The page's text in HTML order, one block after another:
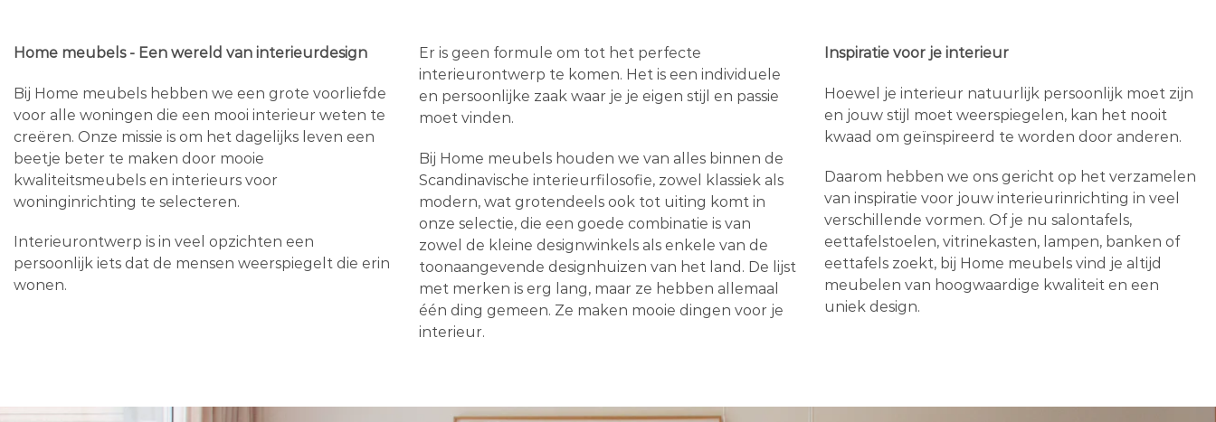
Home meubels - Een wereld van interieurdesign
Bij Home meubels hebben we een grote voorliefde
voor alle woningen die een mooi interieur weten te
creëren. Onze missie is om het dagelijks leven een
beetje beter te maken door mooie
kwaliteitsmeubels en interieurs voor
woninginrichting te selecteren.
Interieurontwerp is in veel opzichten een
persoonlijk iets dat de mensen weerspiegelt die erin
wonen.
Er is geen formule om tot het perfecte
interieurontwerp te komen. Het is een individuele
en persoonlijke zaak waar je je eigen stijl en passie
moet vinden.
Bij Home meubels houden we van alles binnen de
Scandinavische interieurfilosofie, zowel klassiek als
modern, wat grotendeels ook tot uiting komt in
onze selectie, die een goede combinatie is van
zowel de kleine designwinkels als enkele van de
toonaangevende designhuizen van het land. De lijst
met merken is erg lang, maar ze hebben allemaal
één ding gemeen. Ze maken mooie dingen voor je
interieur.
Inspiratie voor je interieur
Hoewel je interieur natuurlijk persoonlijk moet zijn
en jouw stijl moet weerspiegelen, kan het nooit
kwaad om geïnspireerd te worden door anderen.
Daarom hebben we ons gericht op het verzamelen
van inspiratie voor jouw interieurinrichting in veel
verschillende vormen. Of je nu salontafels,
eettafelstoelen, vitrinekasten, lampen, banken of
eettafels zoekt, bij Home meubels vind je altijd
meubelen van hoogwaardige kwaliteit en een
uniek design.